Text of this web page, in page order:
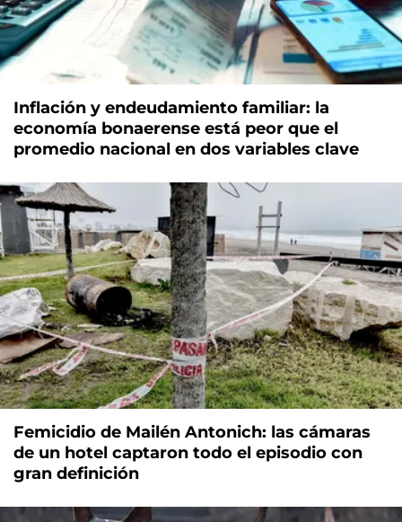
Inflación y endeudamiento familiar: la
economía bonaerense está peor que el
promedio nacional en dos variables clave
Femicidio de Mailén Antonich: las cámaras
de un hotel captaron todo el episodio con
gran definición